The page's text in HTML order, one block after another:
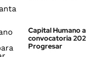
Capital Humano
convocatoria
Progresar